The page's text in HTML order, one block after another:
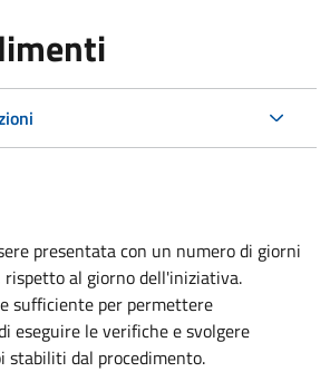
presentatacon un numero di giorni
al giorno dell'iniziativa.
sufficiente per permettere
eseguire le verifiche e svolgere
dal procedimento.